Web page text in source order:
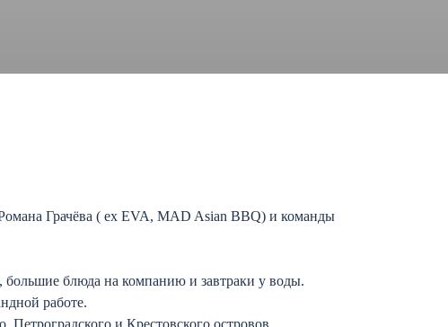
Грачёва ( ex EVA, MAD Asian BBQ) и команды
большие блюда на компанию и завтраки у воды.
работе.